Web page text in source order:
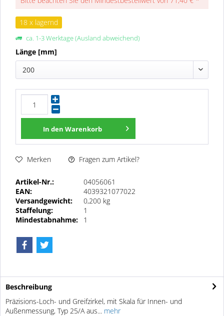
18 x lagernd
ca. 1-3 Werktage (Ausland abweichend)
Länge [mm]
200
In den Warenkorb
Merken Fragen zum Artikel?
Artikel-Nr.:
04056061
EAN:
4039321077022
Versandgewicht:
0,200 kg
Staffelung:
1
Mindestabnahme:
1
Beschreibung
Präzisions-Loch- und Greifzirkel, mit Skala für Innen- und
Außenmessung, Typ 25/A aus... mehr